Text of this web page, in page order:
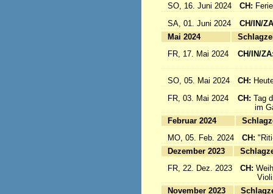
SO, 16. Juni 2024
CH:
SA, 01. Juni 2024
CH/IN/
Mai 2024
FR, 17. Mai 2024
CH/IN/
SO, 05. Mai 2024
CH:
FR, 03. Mai 2024
CH: Tag
im
Februar 2024
MO, 05. Feb. 2024
CH:
Dezember 2023
FR, 22. Dez. 2023
CH:
November 2023